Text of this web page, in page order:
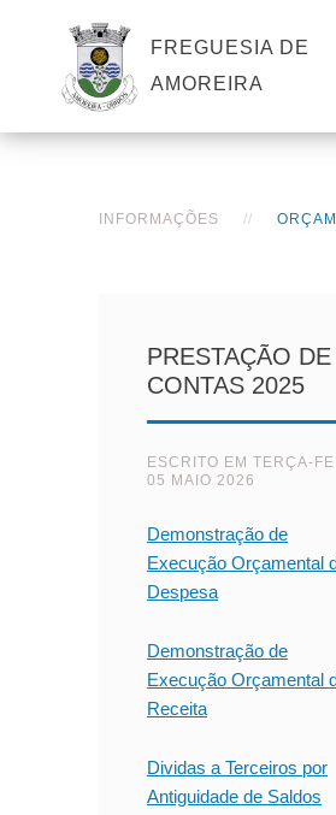
FREGUESIA DE
AMOREIRA
INFORMAÇÕES
PRESTAÇÃO DE
CONTAS 2025
ESCRITO EM TERÇA-
05 MAIO 2026
Demonstração de
Execução Orçamental
Despesa
Demonstração de
Execução Orçamental
Receita
Dividas a Terceiros por
Antiguidade de Saldos